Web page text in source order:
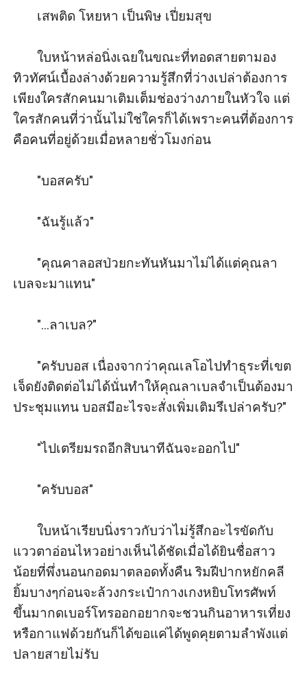
เสพติด โหยหา เป็นพิษ เปี่ยมสุข
ใบหน้าหล่อนิ่งเฉยในขณะที่ทอดสายตามอง
ทิวทัศน์เบื้องล่างด้วยความรู้สึกที่ว่างเปล่าต้องการ
เพียงใครสักคนมาเติมเต็มช่องว่างภายในหัวใจ แต่
ใครสักคนที่ว่านั้นไม่ใช่ใครก็ได้เพราะคนที่ต้องการ
คือคนที่อยู่ด้วยเมื่อหลายชั่วโมงก่อน
"บอสครับ"
"ฉันรู้แล้ว"
"คุณคาลอสป่วยกะทันหันมาไม่ได้แต่คุณลา
เบลจะมาแทน"
"...ลาเบล?"
"ครับบอส เนื่องจากว่าคุณเลโอไปทำธุระที่เขต
เจ็ดยังติดต่อไม่ได้นั่นทำให้คุณลาเบลจำเป็นต้องมา
ประชุมแทน บอสมีอะไรจะสั่งเพิ่มเติมรึเปล่าครับ?"
"ไปเตรียมรถอีกสิบนาทีฉันจะออกไป"
"ครับบอส"
ใบหน้าเรียบนิ่งราวกับว่าไม่รู้สึกอะไรขัดกับ
แววตาอ่อนไหวอย่างเห็นได้ชัดเมื่อได้ยินชื่อสาว
น้อยที่พึ่งนอนกอดมาตลอดทั้งคืน ริมฝีปากหยักคลี
ยิ้มบางๆก่อนจะล้วงกระเป๋ากางเกงหยิบโทรศัพท์
ขึ้นมากดเบอร์โทรออกอยากจะชวนกินอาหารเที่ยง
หรือกาแฟด้วยกันก็ได้ขอแค่ได้พูดคุยตามลำพังแต่
ปลายสายไม่รับ